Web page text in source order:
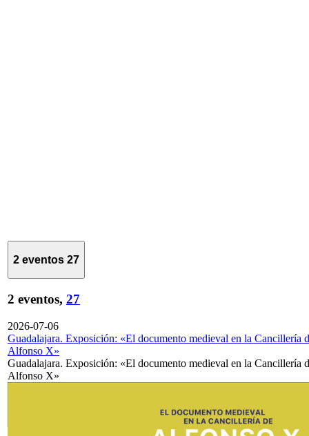
2 eventos 27
2 eventos, 27
2026-07-06
Guadalajara. Exposición: «El documento medieval en la Cancillería
Alfonso X»
Guadalajara. Exposición: «El documento medieval en la Cancillería
Alfonso X»